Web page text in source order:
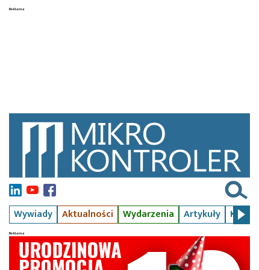
Wywiady Aktualności Wydarzenia Artykuły Kursy